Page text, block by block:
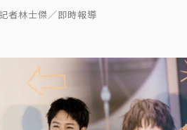
者林士傑／即時報導